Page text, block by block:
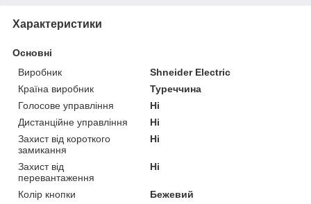
Характеристики
Основні
Виробник
Shneider Electric
Країна виробник
Туреччина
Голосове управління
Ні
Дистанційне управління
Ні
Захист від короткого
замикання
Ні
Захист від
перевантаження
Ні
Колір кнопки
Бежевий